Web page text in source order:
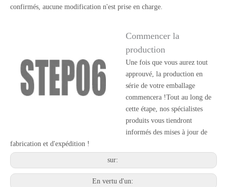
confirmés, aucune modification n'est prise en charge.
Commencer la
production
Une fois que vous aurez tout
approuvé, la production en
série de votre emballage
commencera !Tout au long de
cette étape, nos spécialistes
produits vous tiendront
informés des mises à jour de
fabrication et d'expédition !
sur:
En vertu d'un: